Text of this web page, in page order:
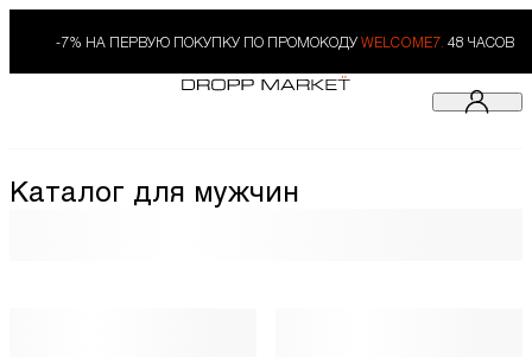
-7% НА ПЕРВУЮ ПОКУПКУ ПО ПРОМОКОДУ WELCOME7. 48 ЧАСОВ
Каталог для мужчин